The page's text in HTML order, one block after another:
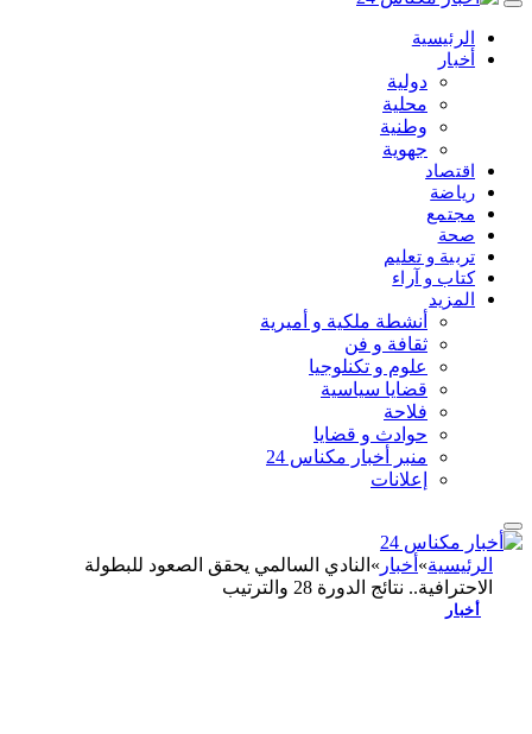
الرئيسية
أخبار
دولية
محلية
وطنية
جهوية
اقتصاد
رياضة
مجتمع
صحة
تربية و تعليم
كتاب و آراء
المزيد
أنشطة ملكية و أميرية
ثقافة و فن
علوم و تكنلوجيا
قضايا سياسية
فلاحة
حوادث و قضايا
منبر أخبار مكناس 24
إعلانات
الرئيسية» أخبار » النادي السالمي يحقق الصعود للبطولة
الاحترافية.. نتائج الدورة 28 والترتيب
أخبار